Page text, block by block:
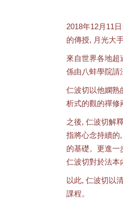
2018年12月11
的傳授, 月光大
來自世界各地超
係由八蚌學院請
仁波切以他嫻熟
析式的觀的禪修
之後, 仁波切解
指將心念持續的
的基礎。更進一
仁波切對於法本
以此, 仁波切以
課程。